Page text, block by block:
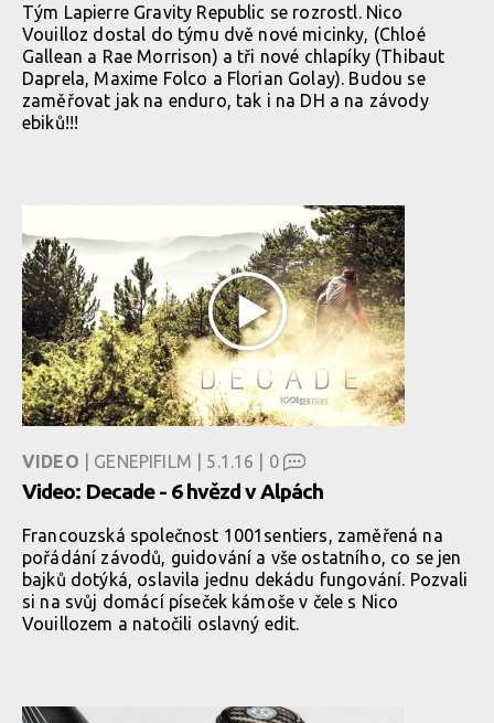
Tým Lapierre Gravity Republic se rozrostl. Nico
Vouilloz dostal do týmu dvě nové micinky, (Chloé
Gallean a Rae Morrison) a tři nové chlapíky (Thibaut
Daprela, Maxime Folco a Florian Golay). Budou se
zaměřovat jak na enduro, tak i na DH a na závody
ebiků!!!
VIDEO | GENEPIFILM | 5.1.16 | 0
Video: Decade - 6 hvězd v Alpách
Francouzská společnost 1001sentiers, zaměřená na
pořádání závodů, guidování a vše ostatního, co se jen
bajků dotýká, oslavila jednu dekádu fungování. Pozvali
si na svůj domácí píseček kámoše v čele s Nico
Vouillozem a natočili oslavný edit.